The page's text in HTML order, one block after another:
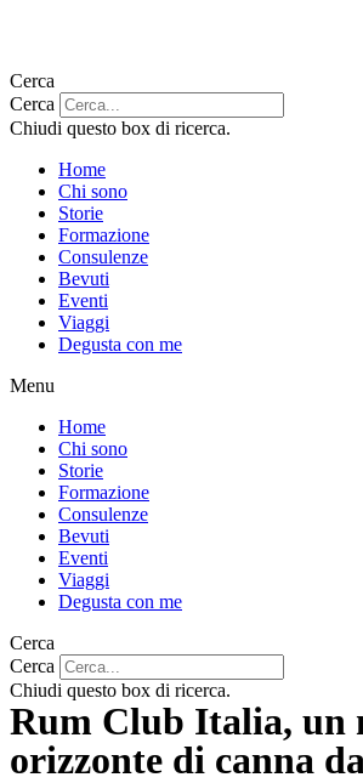
Cerca
Cerca
Chiudi questo box di ricerca.
Home
Chi sono
Storie
Formazione
Consulenze
Bevuti
Eventi
Viaggi
Degusta con me
Menu
Home
Chi sono
Storie
Formazione
Consulenze
Bevuti
Eventi
Viaggi
Degusta con me
Cerca
Cerca
Chiudi questo box di ricerca.
Rum Club Italia, un
orizzonte di canna